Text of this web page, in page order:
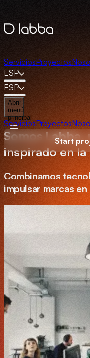
ServiciosProyectos
ESP
ENG
ESP
ENG
Abrir
menú
principal
ServiciosProyectos
Start
Somos Labba,
inspirado en la
Combinamos
impulsar marcas